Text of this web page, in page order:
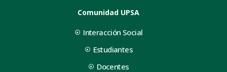
Comunidad UPSA
Interacción Social
Estudiantes
Docentes